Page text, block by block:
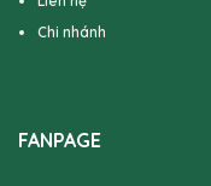
Chi nhánh
FANPAGE